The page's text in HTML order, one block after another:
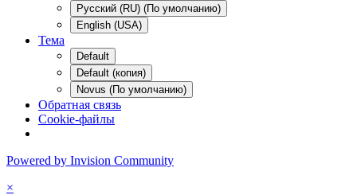
Русский (RU) (По умолчанию)
English (USA)
Тема
Default
Default (копия)
Novus (По умолчанию)
Обратная связь
Cookie-файлы
Powered by Invision Community
×